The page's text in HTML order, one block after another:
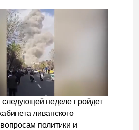
следующей неделе пройдет
ливанского
политики и